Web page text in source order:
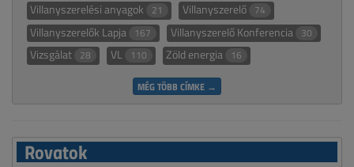
Villanyszerelési anyagok 21 Villanyszerelő 74
Villanyszerelők Lapja 167 Villanyszerelő Konferencia 30
Vizsgálat 28 VL 110 Zöld energia 16
MÉG TÖBB CÍMKE →
Rovatok